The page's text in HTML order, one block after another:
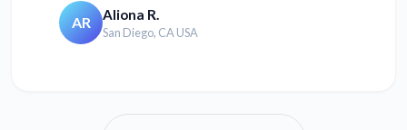
AR Aliona R.
San Diego, CA USA